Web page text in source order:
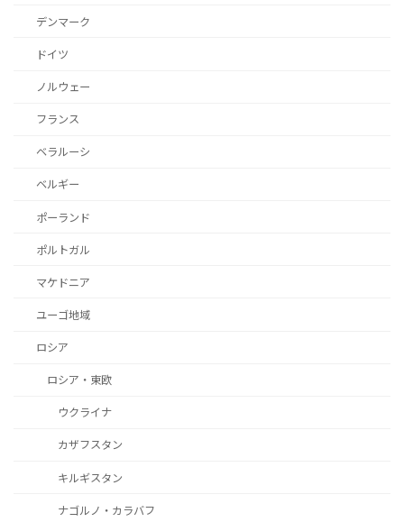
デンマーク
ドイツ
ノルウェー
フランス
ベラルーシ
ベルギー
ポーランド
ポルトガル
マケドニア
ユーゴ地域
ロシア
ロシア・東欧
ウクライナ
カザフスタン
キルギスタン
ナゴルノ・カラバフ